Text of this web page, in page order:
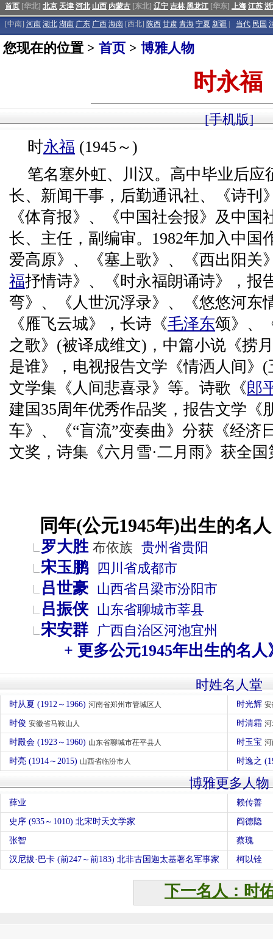
首页 [华北] 北京 天津 河北 山西 内蒙古 [东北] 辽宁 吉林 黑龙江 [华东] 上海 江苏
[中南] 河南 湖北 湖南 广东 广西 海南 [西北] 陕西 甘肃 青海 宁夏 新疆 当代 民国
您现在的位置 > 首页 > 博雅人物
时永福
[手机版]
时永福 (1945～)
笔名塞外虹、川汉。高中毕业后应
长、新闻干事，后勤通讯社、《诗刊
《体育报》、《中国社会报》及中
长、主任，副编审。1982年加入中国
爱高原》、《塞上歌》、《西出阳关
福抒情诗》、《时永福朗诵诗》，报
弯》、《人世沉浮录》、《悠悠河东
《雁飞云城》，长诗《毛泽东颂》、
之歌》(被译成维文)，中篇小说《捞
是谁》，电视报告文学《情洒人间》
文学集《人间悲喜录》等。诗歌《郎
建国35周年优秀作品奖，报告文学《
车》、《“盲流”变奏曲》分获《经济
文奖，诗集《六月雪·二月雨》获全
同年(公元1945年)出生的名
罗大胜 布依族 贵州省贵阳
宋玉鹏 四川省成都市
吕世豪 山西省吕梁市汾阳市
吕振侠 山东省聊城市莘县
宋安群 广西自治区河池宜州
+ 更多公元1945年出生的名人
时姓名人堂
时从夏 (1912～1966) 河南省郑州市管城区人 时光辉
时俊 安徽省马鞍山人 时清霜
时殿会 (1923～1960) 山东省聊城市茌平县人 时玉宝
时亮 (1914～2015) 山西省临汾市人 时逸之
博雅更多人物
薛业 赖传善
史序 (935～1010) 北宋时天文学家 阎德隐
张智 蔡瑰
汉尼拔·巴卡 (前247～前183) 北非古国迦太基著名军事家 柯以铨
下一名人：时